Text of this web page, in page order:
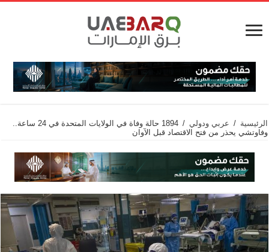
الرئيسية / عربي ودولي /
1894 حالة وفاة في الولايات المتحدة في 24 ساعة..
وفاوتشي يحذر من فتح الاقتصاد قبل الآوان